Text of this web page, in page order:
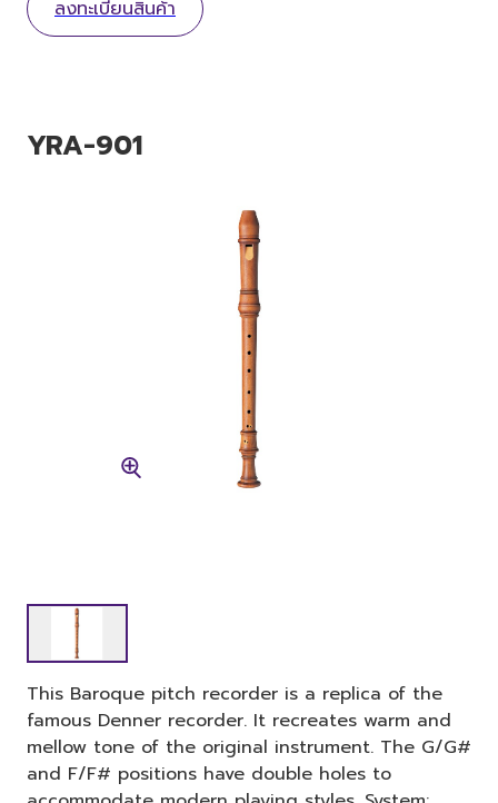
ลงทะเบียนสินค้า
YRA-901
This Baroque pitch recorder is a replica of the
famous Denner recorder. It recreates warm and
mellow tone of the original instrument. The G/G#
and F/F# positions have double holes to